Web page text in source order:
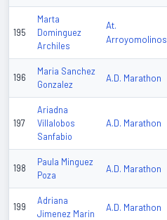
195
Marta
Dominguez
Archiles
At.
Arroyomolinos
196
Maria Sanchez
Gonzalez
A.D. Marathon
197
Ariadna
Villalobos
Sanfabio
A.D. Marathon
198
Paula Minguez
Poza
A.D. Marathon
199
Adriana
Jimenez Marin
A.D. Marathon